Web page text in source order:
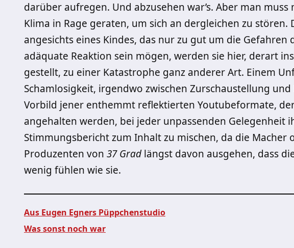
darüber aufregen. Und abzusehen war’s. Aber man
Klima in Rage geraten, um sich an dergleichen zu stören.
angesichts eines Kindes, das nur zu gut um die Gefahren
adäquate Reaktion sein mögen, werden sie hier, derart
gestellt, zu einer Katastrophe ganz anderer Art. Einem
Schamlosigkeit, irgendwo zwischen Zurschaustellung
Vorbild jener enthemmt reflektierten Youtubeformate,
angehalten werden, bei jeder unpassenden Gelegenheit
Stimmungsbericht zum Inhalt zu mischen, da die Macher
Produzenten von 37 Gradlängst davon ausgehen, dass
wenig fühlen wie sie.
Aus Eugen Egners Püppchenstudio
Was sonst noch war